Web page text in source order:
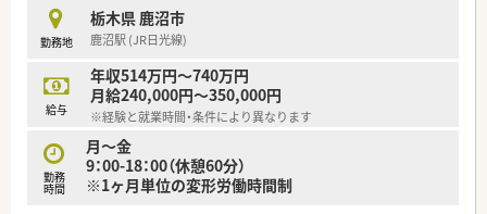
勤務地
栃木県 鹿沼市
鹿沼駅 (JR日光線)
給与
年収514万円～740万円
月給240,000円～350,000円
※経験と就業時間・条件により異なります
勤務
時間
月～金
9：00-18：00（休憩60分）
※1ヶ月単位の変形労働時間制